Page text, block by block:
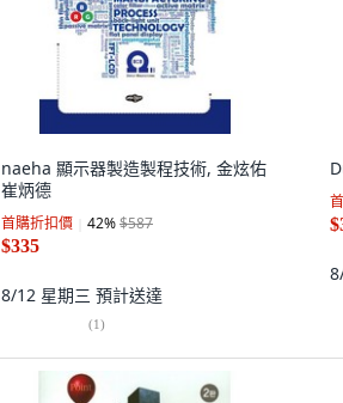
naeha 顯示器製造製程技術, 金炫佑
崔炳德
首購折扣價 42%$587
$335
8/12 星期三 預計送達
(1)